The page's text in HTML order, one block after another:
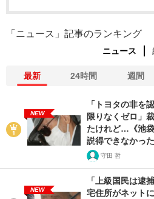
「ニュース」記事のランキング
ニュース
最新 24時間 週間
NEW
「トヨタの非を
限りなくゼロ」
たけれど…《池
説得できなかっ
守田 哲
NEW
「上級国民は逮
宅住所がネット